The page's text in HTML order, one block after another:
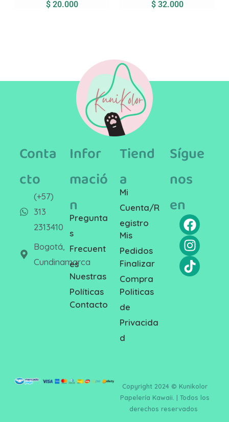
$20.000 $32.000
Conta
cto
(+57)
313
2313410
Bogotá,
Cundinamarca
Infor
mació
n
Pregunta
s
Frecuent
es
Nuestras
Políticas
Contacto
Tiend
a
Mi
Cuenta/R
egistro
Mis
Pedidos
Finalizar
Compra
Politicas
de
Privacida
d
Sígue
nos
en
Copyright 2024 © Kunikolor
Papelería Kawaii. | Todos los
derechos reservados